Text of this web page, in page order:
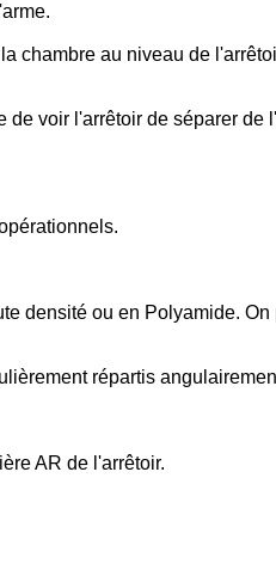
chambre au niveau de
voir l'arrêtoir de séparer de
densité ou en Polyamide.
répartis
AR de l'arrêtoir.